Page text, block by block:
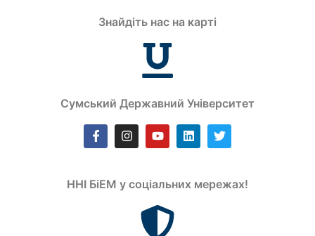
Знайдіть нас на карті
Сумський Державний Університет
ННІ БіЕМ у соціальних мережах!